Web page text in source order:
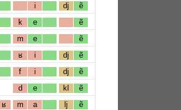
i dj ẽ
k e ẽ
m e ẽ
ʁ i dj ẽ
f i dj ẽ
d e kl ẽ
ʁ m a lj ẽ